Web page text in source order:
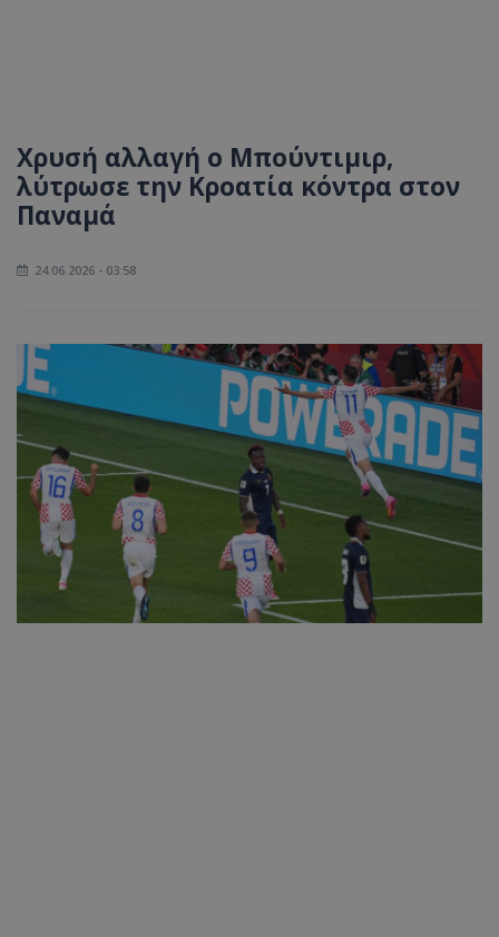
Χρυσή αλλαγή ο Μπούντιμιρ,
λύτρωσε την Κροατία κόντρα στον
Παναμά
24.06.2026 - 03:58